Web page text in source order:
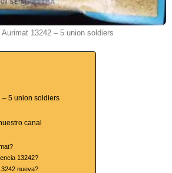
Aurimat 13242 – 5 union soldiers
– 5 union soldiers
canal
13242?
nueva?